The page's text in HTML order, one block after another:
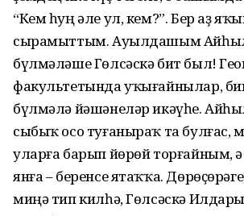
“Кем һуң әле ул, кем?”. Бер аҙ
сырамыттым. Ауылдашым
бүлмәләше Гөлсәскә бит был!
факультетында уҡығайнылар,
бүлмәлә йәшәнеләр икәүһе.
сыбыҡ осо туғаныраҡ та
уларға барып йөрөй торғайным,
янға – беренсе ятаҡҡа.
миңә тип килһә, Гөлсәскә